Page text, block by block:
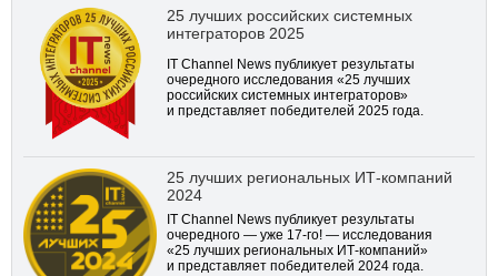
25 лучших российских системных
интеграторов 2025
IT Channel News публикует результаты
очередного исследования «25 лучших
российских системных интеграторов»
и представляет победителей 2025 года.
25 лучших региональных ИТ-компаний
2024
IT Channel News публикует результаты
очередного — уже 17-го! — исследования
«25 лучших региональных ИТ-компаний»
и представляет победителей 2024 года.